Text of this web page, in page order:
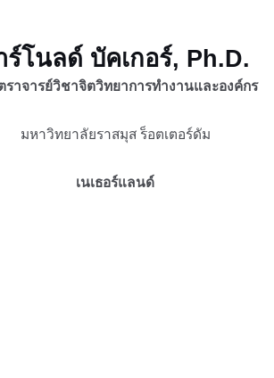
ร์โนลด์ บัคเกอร์, Ph.D.
ราจารย์วิชาจิตวิทยาการทำงานและองค์กร
มหาวิทยาลัยราสมุส ร็อตเตอร์ดัม
เนเธอร์แลนด์